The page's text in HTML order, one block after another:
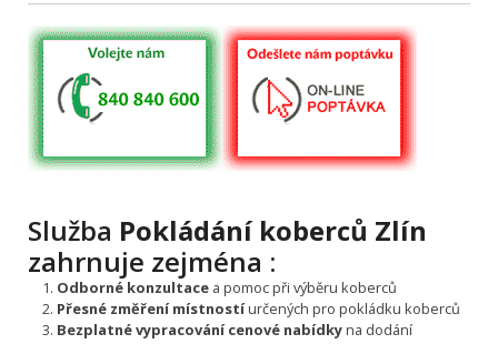
Služba Pokládání koberců Zlín
zahrnuje zejména :
Odborné konzultacea pomoc při výběru koberců
Přesné změření místnostíurčených pro pokládku koberců
Bezplatné vypracování cenové nabídkyna dodání